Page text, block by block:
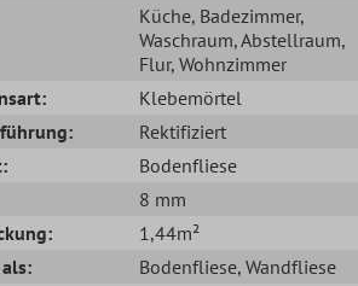
Küche, Badezimmer,
Waschraum, Abstellraum,
Flur, Wohnzimmer
Klebemörtel
Rektifiziert
Bodenfliese
8 mm
1,44m²
Bodenfliese, Wandfliese